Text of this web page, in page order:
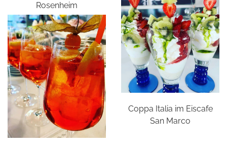
Rosenheim
Coppa Italia im Eiscafe
San Marco